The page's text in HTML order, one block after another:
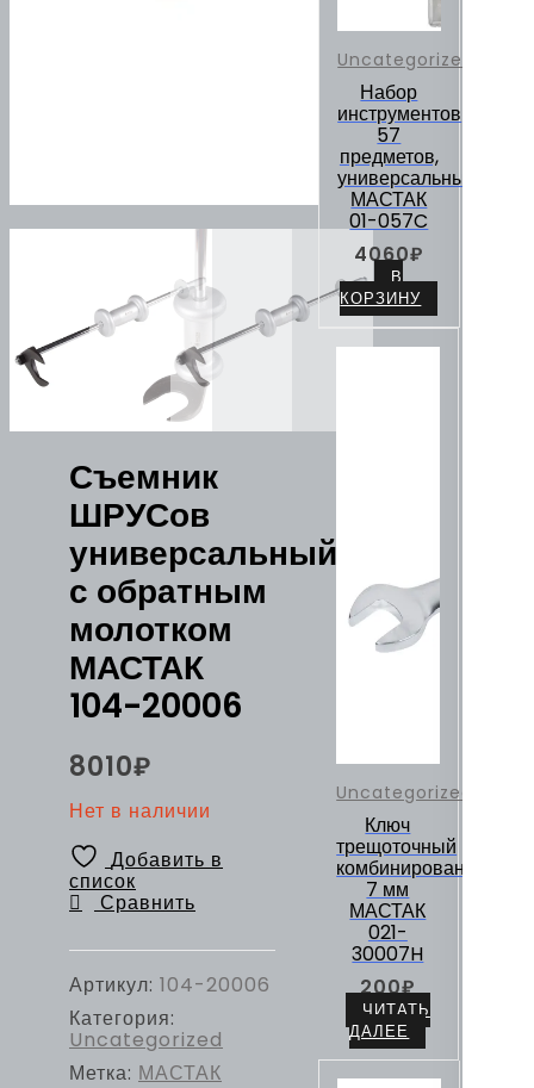
Съемник
ШРУСов
универсальный
с обратным
молотком
МАСТАК
104-20006
8010₽
Нет в наличии
Добавить в
список
Сравнить
Артикул: 104-20006
Категория:
Uncategorized
Метка: МАСТАК
Uncategorized
Набор
инструментов
57
предметов,
универсальный
МАСТАК
01-057C
4060₽
В
КОРЗИНУ
Uncategorized
Ключ
трещоточный
комбинированный
7 мм
МАСТАК
021-
30007H
200₽
ЧИТАТЬ
ДАЛЕЕ